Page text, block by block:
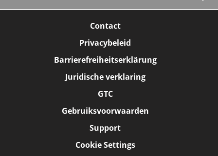
Contact
Privacybeleid
Barrierefreiheitserklärung
Juridische verklaring
GTC
Gebruiksvoorwaarden
Support
Cookie Settings